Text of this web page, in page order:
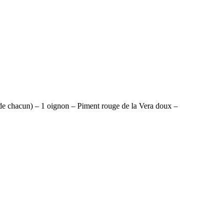
chacun) – 1 oignon – Piment rouge de la Vera doux –